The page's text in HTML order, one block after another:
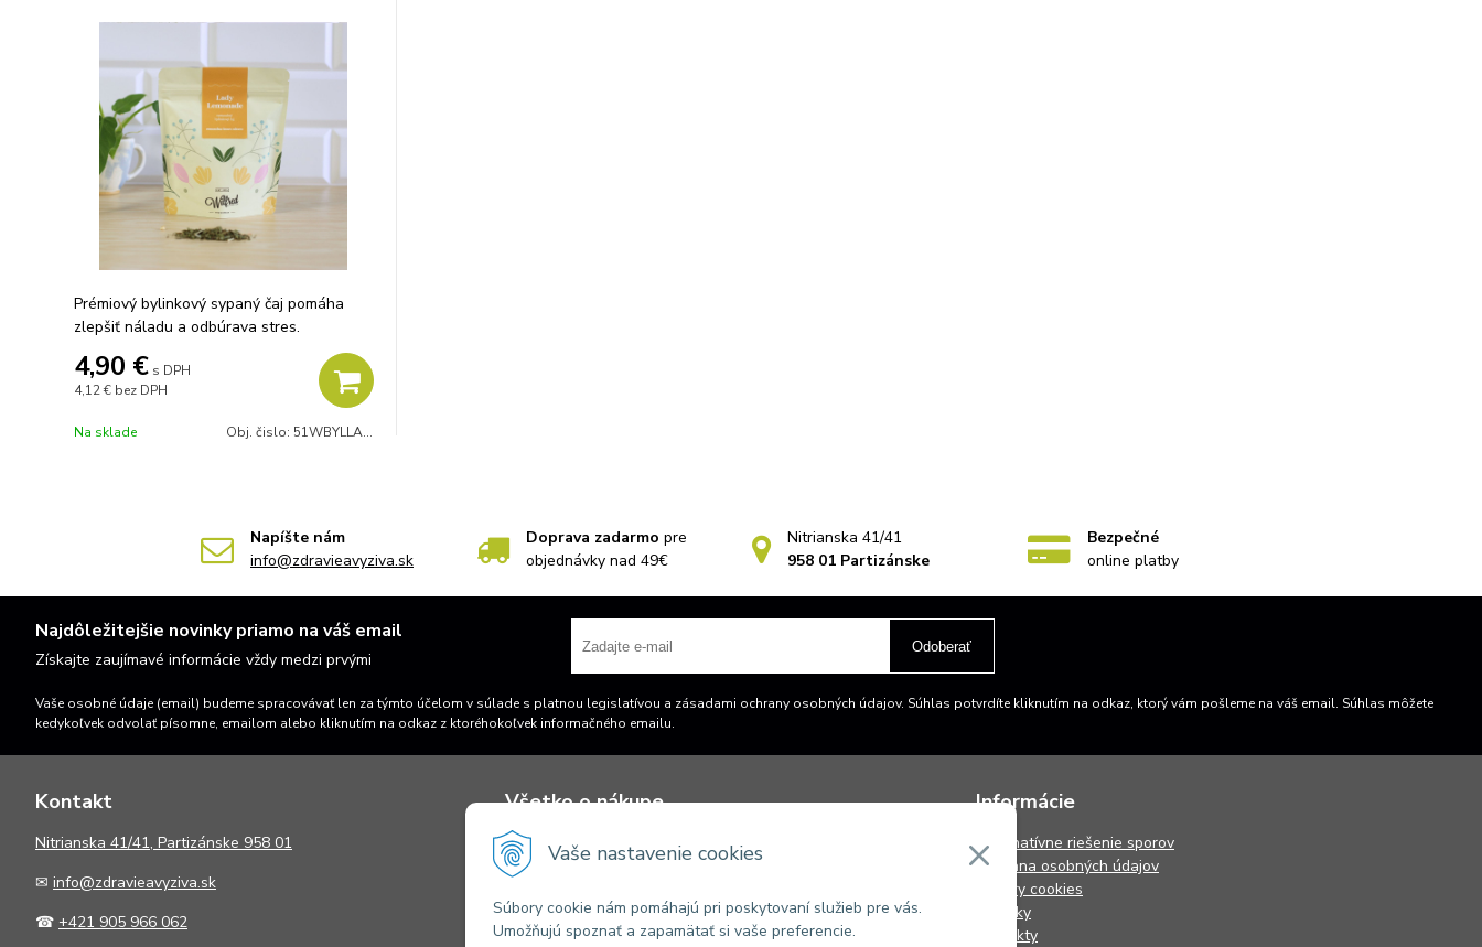
Vaše nastavenie cookies
Súbory cookie nám pomáhajú pri poskytovaní služieb pre vás.
Umožňujú spoznať a zapamätať si vaše preferencie.
Prémiový bylinkový sypaný čaj pomáha
zlepšiť náladu a odbúrava stres.
4,90 € s DPH
4,12 € bez DPH
Na sklade Obj. čislo: 51WBYLLADY
Napíšte nám
info@zdravieavyziva.sk
Doprava zadarmo pre
objednávky nad 49€
Nitrianska 41/41
958 01 Partizánske
Bezpečné
online platby
Najdôležitejšie novinky priamo na váš email
Získajte zaujímavé informácie vždy medzi prvými
Odoberať
Vaše osobné údaje (email) budeme spracovávať len za týmto účelom v súlade s platnou legislatívou a zásadami ochrany osobných údajov. Súhlas potvrdíte kliknutím na odkaz, ktorý vám pošleme na váš email. Súhlas môžete
kedykoľvek odvolať písomne, emailom alebo kliknutím na odkaz z ktoréhokoľvek informačného emailu.
Kontakt
Nitrianska 41/41, Partizánske 958 01
✉ info@zdravieavyziva.sk
☎ +421 905 966 062
Všetko o nákupe
O nás
Obchodné podmienky
Doprava a platba
Osobný odber
Informácie
Alternatívne riešenie sporov
Ochrana osobných údajov
Súbory cookies
Novinky
Kontakty